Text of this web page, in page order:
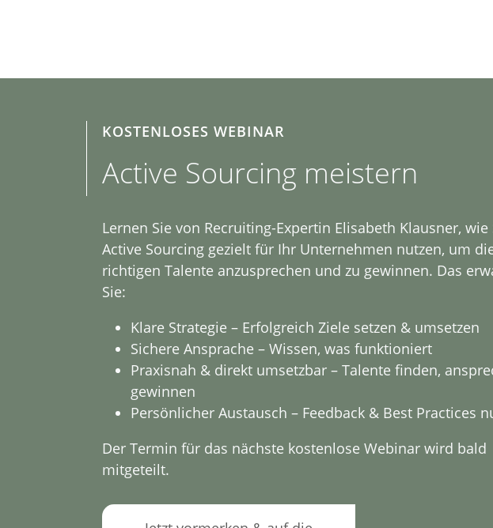
KOSTENLOSES WEBINAR
Active Sourcing meistern
Lernen Sie von Recruiting-Expertin Elisabeth Klausner, wie
Active Sourcing gezielt für Ihr Unternehmen nutzen, um
richtigen Talente anzusprechen und zu gewinnen. Das
Sie:
Klare Strategie – Erfolgreich Ziele setzen & umsetzen
Sichere Ansprache – Wissen, was funktioniert
Praxisnah & direkt umsetzbar – Talente finden,
gewinnen
Persönlicher Austausch – Feedback & Best Practices
Der Termin für das nächste kostenlose Webinar wird bald
mitgeteilt.